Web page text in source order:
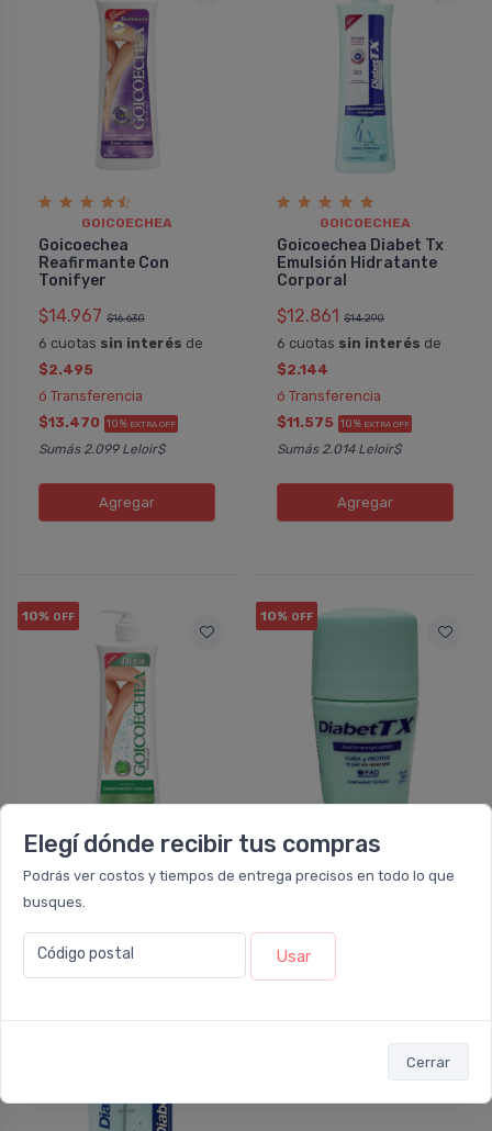
Elegí dónde recibir tus compras
Podrás ver costos y tiempos de entrega precisos en todo lo que
busques.
Código postal Usar
Cerrar
GOICOECHEA
Goicoechea
Reafirmante Con
Tonifyer
$14.967 $16.630
6 cuotas sin interés de
$2.495
ó Transferencia
$13.470 10% EXTRA OFF
Sumás 2.099 Leloir$
Agregar
GOICOECHEA
Goicoechea Diabet Tx
Emulsión Hidratante
Corporal
$12.861 $14.290
6 cuotas sin interés de
$2.144
ó Transferencia
$11.575 10% EXTRA OFF
Sumás 2.014 Leloir$
Agregar
10% OFF
GOICOECHEA
Oxigenación Celular
10% OFF
GOICOECHEA
On